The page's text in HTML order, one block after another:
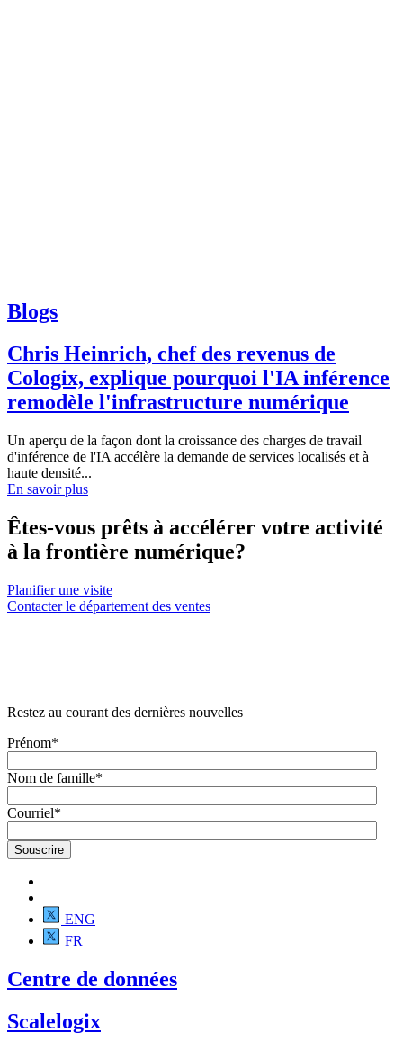
Blogs
Chris Heinrich, chef des revenus de
Cologix, explique pourquoi l'IA inférence
remodèle l'infrastructure numérique
Un aperçu de la façon dont la croissance des charges de travail
d'inférence de l'IA accélère la demande de services localisés et à
haute densité...
En savoir plus
Êtes-vous prêts à accélérer votre activité
à la frontière numérique?
Planifier une visite
Contacter le département des ventes
Restez au courant des dernières nouvelles
Prénom*
Nom de famille*
Courriel*
ENG
FR
Centre de données
Scalelogix